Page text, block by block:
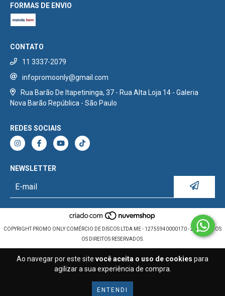
Ao navegar por este site você aceita o uso de cookies para
agilizar a sua experiência de compra.
ENTENDI
FORMAS DE ENVIO
CONTATO
11 3337-2079
infopromoonly@gmail.com
Rua Barão De Itapetininga, 37 - Rua Alta Loja 14 - Galeria
Nova Barão República - São Paulo
REDES SOCIAIS
NEWSLETTER
COPYRIGHT PROMO ONLY COMÉRCIO DE DISCOS LTDA ME - 12755940000170 - 2026. TODOS
OS DIREITOS RESERVADOS.